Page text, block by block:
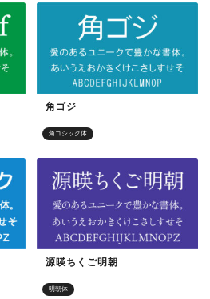
角ゴシック体
角ゴジ
明朝体
源暎ちくご明朝